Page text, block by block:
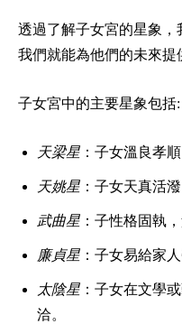
透過了解子女宮的星象
我們就能為他們的未來提
子女宮中的主要星象包括:
天梁星 ：子女溫良孝
天姚星 ：子女天真活
武曲星 ：子性格固執
廉貞星 ：子女易給家
太陰星 ：子女在文學
洽。